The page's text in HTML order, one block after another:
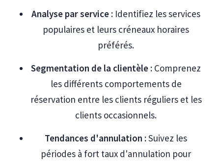
Analyse par service : Identifiez les services
populaires et leurs créneaux horaires
préférés.
Segmentation de la clientèle : Comprenez
les différents comportements de
réservation entre les clients réguliers et les
clients occasionnels.
Tendances d'annulation :Suivez les
périodes à fort taux d'annulation pour